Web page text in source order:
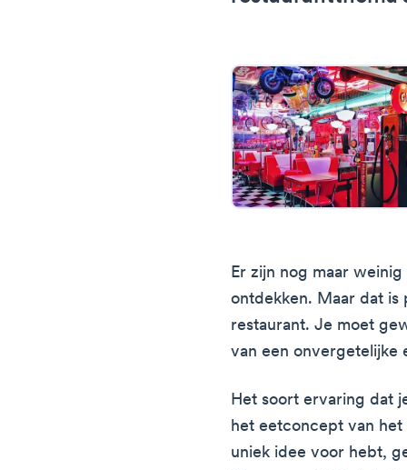
Er zijn nog maar
ontdekken. Maar dat is
restaurant. Je moet
van een onvergetelijke
Het soort ervaring dat
het eetconcept van het
uniek idee voor hebt,